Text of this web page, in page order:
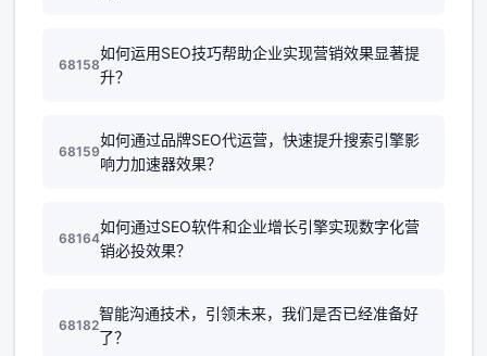
68158
如何运用SEO技巧帮助企业实现营销效果显著提
升？
68159
如何通过品牌SEO代运营，快速提升搜索引擎影
响力加速器效果？
68164
如何通过SEO软件和企业增长引擎实现数字化营
销必投效果？
68182
智能沟通技术，引领未来，我们是否已经准备好
了？